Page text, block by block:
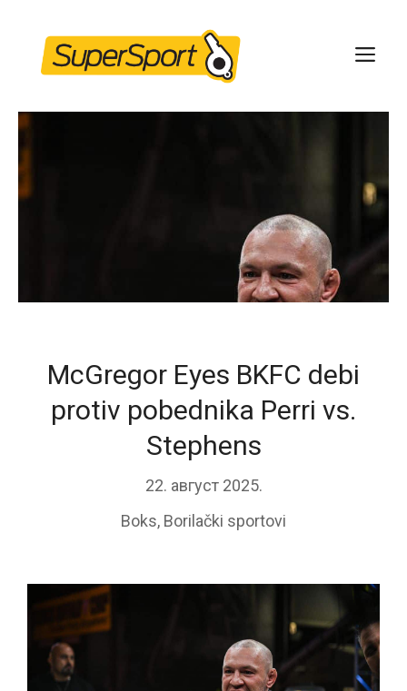
content
McGregor Eyes BKFC debi
protiv pobednika Perri vs.
Stephens
22. август 2025.
Boks, Borilački sportovi